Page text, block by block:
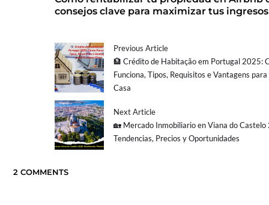
consejos clave para maximizar tus ingresos
Previous Article
🏦 Crédito de Habitação em Portugal 2025:
Funciona, Tipos, Requisitos e Vantagens
Casa
Next Article
🏡 Mercado Inmobiliario en Viana do
Tendencias, Precios y Oportunidades
2 COMMENTS